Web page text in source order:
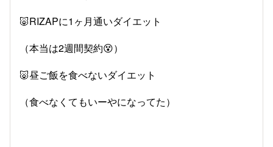
🐷RIZAPに1ヶ月通いダイエット
（本当は2週間契約😵）
🐷昼ご飯を食べないダイエット
（食べなくてもいーやになってた）